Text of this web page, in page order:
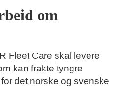
om
Fleet Care skal levere
kan frakte tyngre
det norske og svenske